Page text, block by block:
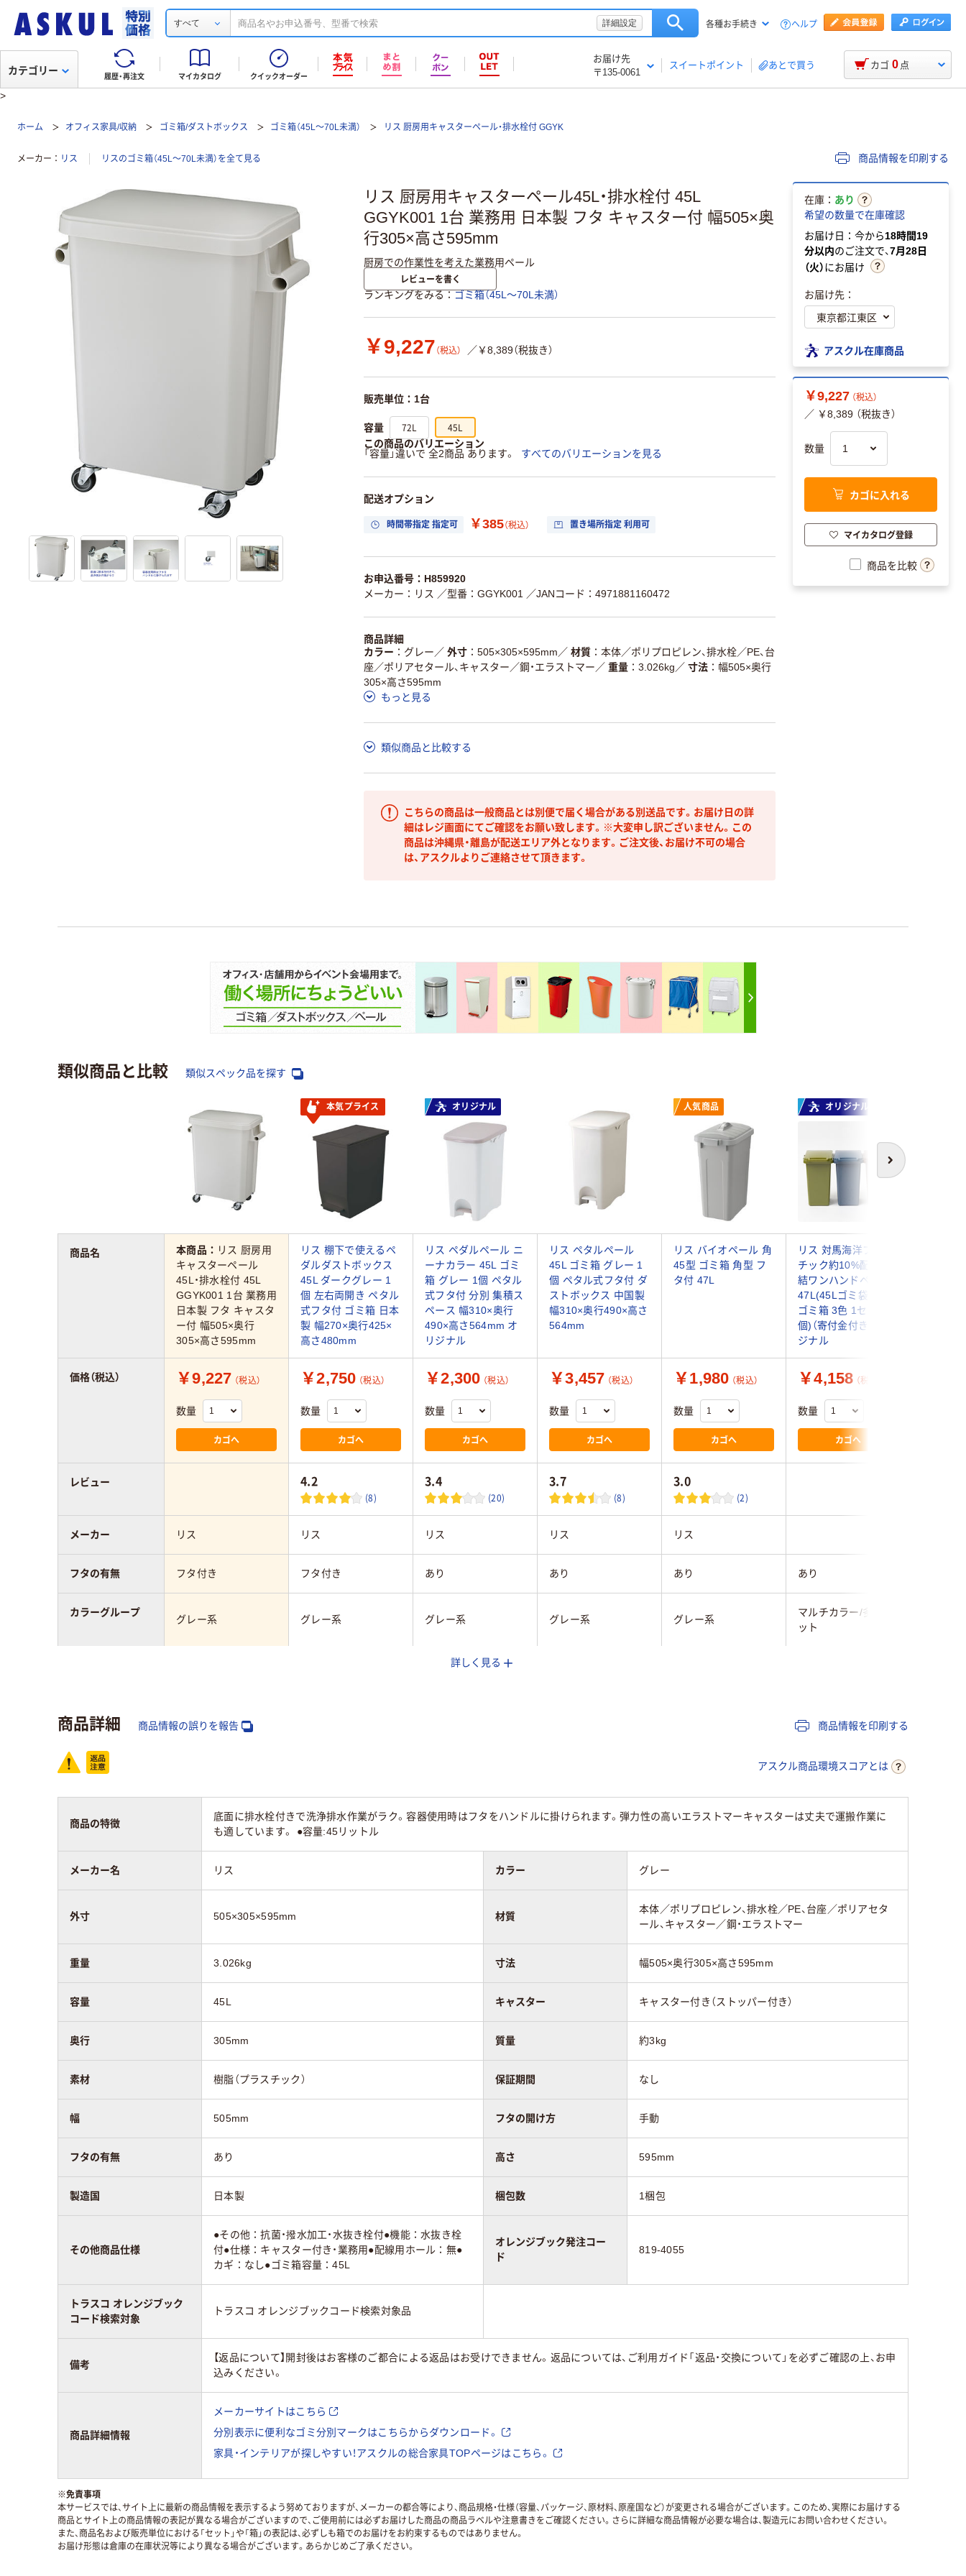
すべて 詳細設定 各種お手続き ヘルプ
履歴・再注文 マイカタログ クイックオーダー
お届け先
〒135-0061
スイートポイント あとで買う
カテゴリー カゴ 0 点
>
ホーム オフィス家具/収納 ゴミ箱/ダストボックス ゴミ箱（45L～70L未満） リス 厨房用キャスターペール・排水栓付 GGYK
メーカー リス リスのゴミ箱（45L～70L未満）を全て見る 商品情報を印刷する
リス 厨房用キャスターペール45L・排水栓付 45L
GGYK001 1台 業務用 日本製 フタ キャスター付 幅505×奥
行305×高さ595mm
厨房での作業性を考えた業務用ペール
レビューを書く
ランキングをみる ゴミ箱（45L～70L未満）
￥9,227 （税込） ／￥8,389（税抜き）
販売単位：1台
容量 72L 45L
この商品のバリエーション
「容量」違いで 全2商品 あります。
すべてのバリエーションを見る
配送オプション
時間帯指定 指定可 ￥385（税込） 置き場所指定 利用可
お申込番号：H859920
メーカー：リス ／型番：GGYK001 ／JANコード：4971881160472
商品詳細
カラー
グレー ／ 外寸 505×305×595mm ／ 材質
本体／ポリプロピレン、排水栓／PE、台
座／ポリアセタール、キャスター／鋼・エラストマー ／ 重量 3.026kg ／ 寸法
幅505×奥行
305×高さ595mm
もっと見る
類似商品と比較する
こちらの商品は一般商品とは別便で届く場合がある別送品です。お届け日の詳
細はレジ画面にてご確認をお願い致します。※大変申し訳ございません。この
商品は沖縄県・離島が配送エリア外となります。ご注文後、お届け不可の場合
は、アスクルよりご連絡させて頂きます。
在庫： あり
希望の数量で在庫確認
お届け日：今から18時間19
分以内のご注文で、7月28日
（火）にお届け
お届け先：
アスクル在庫商品
￥9,227 （税込）
／ ￥8,389 （税抜き）
数量
カゴに入れる
マイカタログ登録
商品を比較
類似商品と比較 類似スペック品を探す
次へ
本気プライス オリジナル 人気商品 オリジナル
本商品： リス 厨房用
キャスターペール
45L・排水栓付 45L
GGYK001 1台 業務用
日本製 フタ キャスタ
ー付 幅505×奥行
305×高さ595mm
リス 棚下で使えるペ
ダルダストボックス
45L ダークグレー 1
個 左右両開き ペタル
式フタ付 ゴミ箱 日本
製 幅270×奥行425×
高さ480mm
リス ペダルペール ニ
ーナカラー 45L ゴミ
箱 グレー 1個 ペタル
式フタ付 分別 集積ス
ペース 幅310×奥行
490×高さ564mm オ
リジナル
リス ペタルペール
45L ゴミ箱 グレー 1
個 ペタル式フタ付 ダ
ストボックス 中国製
幅310×奥行490×高さ
564mm
リス バイオペール 角
45型 ゴミ箱 角型 フ
タ付 47L
リス 対馬海洋プラス
チック約10%配合 連
結ワンハンドペール
47L(45Lゴミ袋対応）
ゴミ箱 3色 1セット(3
個)（寄付金付き） オリ
ジナル
￥9,227 （税込）
数量
カゴへ
￥2,750 （税込）
数量
カゴへ
￥2,300 （税込）
数量
カゴへ
￥3,457 （税込）
数量
カゴへ
￥1,980 （税込）
数量
カゴへ
￥4,158 （税込）
数量
カゴへ
4.2
(8)
3.4
(20)
3.7
(8)
3.0
(2)
リス リス リス リス リス
フタ付き フタ付き あり あり あり あり
グレー系 グレー系 グレー系 グレー系 グレー系
マルチカラー/多色セ
ット
樹脂（プラスチック）
商品名
価格（税込）
レビュー
メーカー
フタの有無
カラーグループ
スコア
詳しく見る
商品詳細 商品情報の誤りを報告 商品情報を印刷する
アスクル商品環境スコアとは
商品の特徴
底面に排水栓付きで洗浄排水作業がラク。容器使用時はフタをハンドルに掛けられます。弾力性の高いエラストマーキャスターは丈夫で運搬作業に
も適しています。 ●容量:45リットル
メーカー名 リス カラー グレー
外寸 505×305×595mm 材質
本体／ポリプロピレン、排水栓／PE、台座／ポリアセタ
ール、キャスター／鋼・エラストマー
重量 3.026kg 寸法 幅505×奥行305×高さ595mm
容量 45L キャスター キャスター付き（ストッパー付き）
奥行 305mm 質量 約3kg
素材 樹脂（プラスチック） 保証期間 なし
幅 505mm フタの開け方 手動
フタの有無 あり 高さ 595mm
製造国 日本製 梱包数 1梱包
その他商品仕様
●その他：抗菌・撥水加工・水抜き栓付●機能：水抜き栓
付●仕様：キャスター付き・業務用●配線用ホール：無●
カギ：なし●ゴミ箱容量：45L
オレンジブック発注コー
ド
819-4055
トラスコ オレンジブック
コード検索対象
トラスコ オレンジブックコード検索対象品
備考
【返品について】開封後はお客様のご都合による返品はお受けできません。返品については、ご利用ガイド「返品・交換について」を必ずご確認の上、お申
込みください。
商品詳細情報
メーカーサイトはこちら
分別表示に便利なゴミ分別マークはこちらからダウンロード。
家具・インテリアが探しやすい！アスクルの総合家具TOPページはこちら。
※免責事項
本サービスでは、サイト上に最新の商品情報を表示するよう努めておりますが、メーカーの都合等により、商品規格・仕様（容量、パッケージ、原材料、原産国など）が変更される場合がございます。このため、実際にお届けする
商品とサイト上の商品情報の表記が異なる場合がございますので、ご使用前には必ずお届けした商品の商品ラベルや注意書きをご確認ください。さらに詳細な商品情報が必要な場合は、製造元にお問い合わせください。
また、商品名および販売単位における「セット」や「箱」の表記は、必ずしも箱でのお届けをお約束するものではありません。
お届け形態は倉庫の在庫状況等により異なる場合がございます。あらかじめご了承ください。